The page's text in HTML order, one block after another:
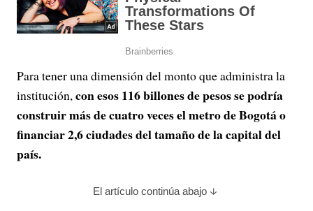
Para tener una dimensión del monto que administra la
institución,con esos 116 billones de pesos se podría
construir más de cuatro veces el metro de Bogotá o
financiar 2,6 ciudades del tamaño de la capital del
país.
El artículo continúa abajo